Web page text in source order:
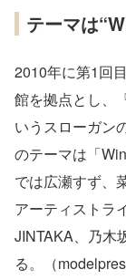
テーマは
2010年に第1回
館を拠点とし、
いうスローガン
のテーマは「
では広瀬すず、
アーティストラ
JINTAKA、乃木
る。（